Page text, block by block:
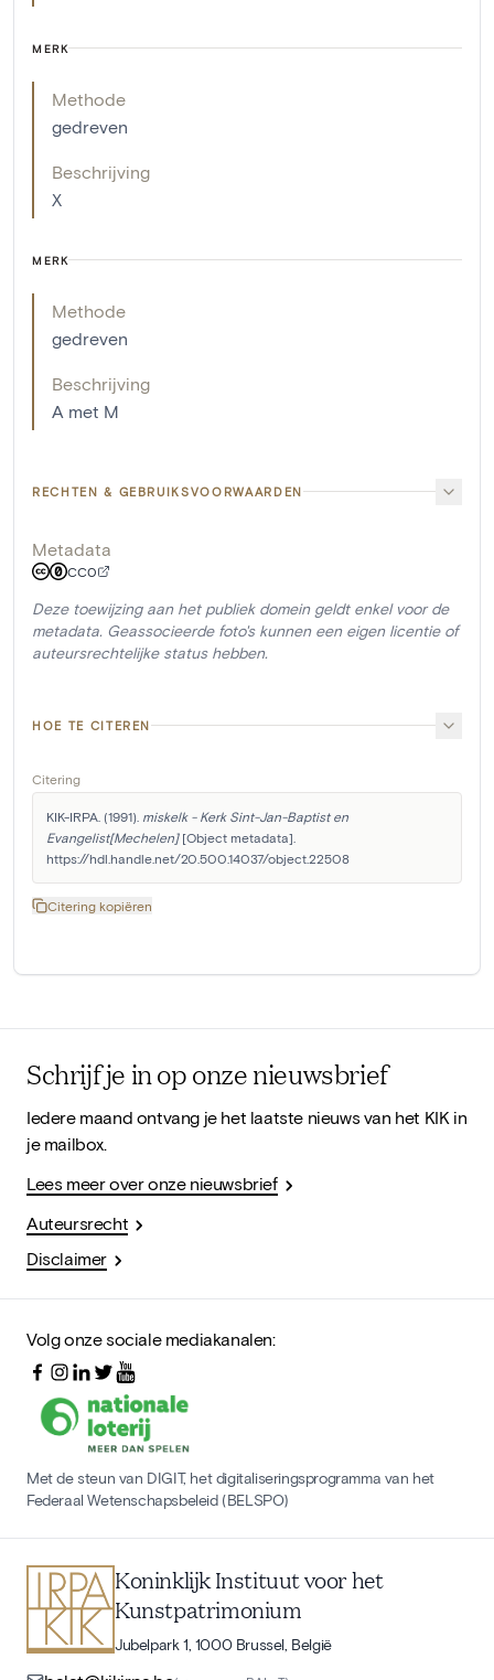
MERK
Methode
gedreven
Beschrijving
X
MERK
Methode
gedreven
Beschrijving
A met M
RECHTEN & GEBRUIKSVOORWAARDEN
Metadata
CC0
Deze toewijzing aan het publiek domein geldt enkel voor de
metadata. Geassocieerde foto's kunnen een eigen licentie of
auteursrechtelijke status hebben.
HOE TE CITEREN
Citering
KIK-IRPA. (1991). miskelk - Kerk Sint-Jan-Baptist en
Evangelist[Mechelen] [Object metadata].
https://hdl.handle.net/20.500.14037/object.22508
Citering kopiëren
Schrijf je in op onze nieuwsbrief
Iedere maand ontvang je het laatste nieuws van het KIK in
je mailbox.
Lees meer over onze nieuwsbrief
Auteursrecht
Disclaimer
Volg onze sociale mediakanalen:
Met de steun van DIGIT, het digitaliseringsprogramma van het
Federaal Wetenschapsbeleid (BELSPO)
Koninklijk Instituut voor het
Kunstpatrimonium
Jubelpark 1, 1000 Brussel, België